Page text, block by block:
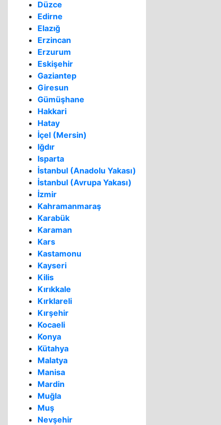
Düzce
Edirne
Elazığ
Erzincan
Erzurum
Eskişehir
Gaziantep
Giresun
Gümüşhane
Hakkari
Hatay
İçel (Mersin)
Iğdır
Isparta
İstanbul (Anadolu Yakası)
İstanbul (Avrupa Yakası)
İzmir
Kahramanmaraş
Karabük
Karaman
Kars
Kastamonu
Kayseri
Kilis
Kırıkkale
Kırklareli
Kırşehir
Kocaeli
Konya
Kütahya
Malatya
Manisa
Mardin
Muğla
Muş
Nevşehir